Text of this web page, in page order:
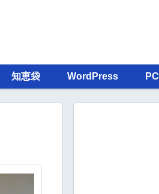
知恵袋 WordPress PC